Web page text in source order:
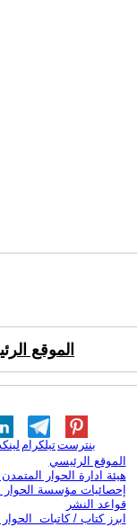
الموقع
تيلكرامبنترست
الموقع الرئيسي
هيئة ادارة الحوار المتمدن
إحصائيات مؤسسة الحوار
قواعد النشر
ابرز كتاب / كاتبات